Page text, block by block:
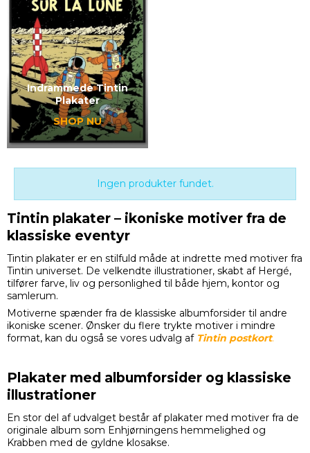
Indrammede Tintin
Plakater
SHOP NU
Ingen produkter fundet.
Tintin plakater – ikoniske motiver fra de
klassiske eventyr
Tintin plakater er en stilfuld måde at indrette med motiver fra
Tintin universet. De velkendte illustrationer, skabt af Hergé,
tilfører farve, liv og personlighed til både hjem, kontor og
samlerum.
Motiverne spænder fra de klassiske albumforsider til andre
ikoniske scener. Ønsker du flere trykte motiver i mindre
format, kan du også se vores udvalg af Tintin postkort.
Plakater med albumforsider og klassiske
illustrationer
En stor del af udvalget består af plakater med motiver fra de
originale album som Enhjørningens hemmelighed og
Krabben med de gyldne klosakse.